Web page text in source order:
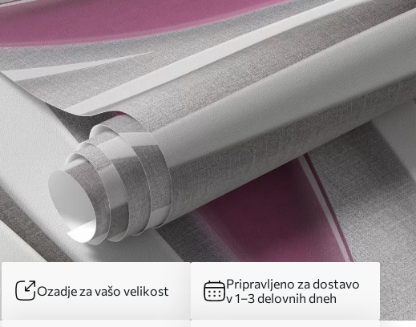
Ozadje za vašo velikost
Pripravljeno za dostavo
v 1–3 delovnih dneh